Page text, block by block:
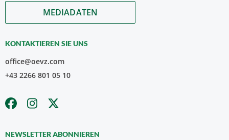
MEDIADATEN
KONTAKTIEREN SIE UNS
office@oevz.com
+43 2266 801 05 10
NEWSLETTER ABONNIEREN